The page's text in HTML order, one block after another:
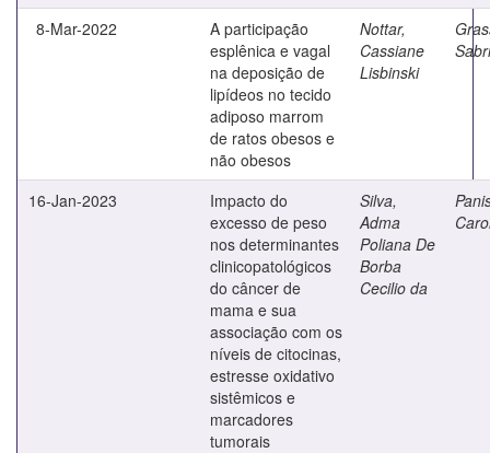
8-Mar-2022
A participação
esplênica e vagal
na deposição de
lipídeos no tecido
adiposo marrom
de ratos obesos e
não obesos
Nottar,
Cassiane
Lisbinski
16-Jan-2023
Impacto do
excesso de peso
nos determinantes
clinicopatológicos
do câncer de
mama e sua
associação com os
níveis de citocinas,
estresse oxidativo
sistêmicos e
marcadores
tumorais
Silva,
Adma
Poliana De
Borba
Cecilio da